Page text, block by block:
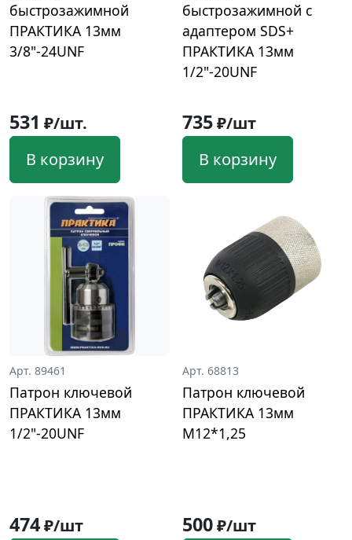
быстрозажимной
ПРАКТИКА 13мм
3/8"-24UNF
531 ₽/шт.
В корзину
быстрозажимной с
адаптером SDS+
ПРАКТИКА 13мм
1/2"-20UNF
735₽/шт
В корзину
Арт. 89461
Патрон ключевой
ПРАКТИКА 13мм
1/2"-20UNF
474₽/шт
Арт. 68813
Патрон ключевой
ПРАКТИКА 13мм
М12*1,25
500₽/шт